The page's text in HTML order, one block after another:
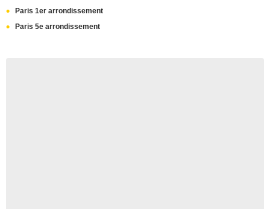
Paris 1er arrondissement
Paris 5e arrondissement